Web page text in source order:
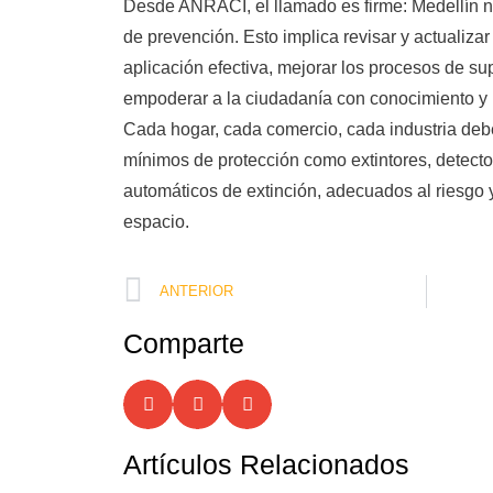
Desde ANRACI, el llamado es firme: Medellín
de prevención. Esto implica revisar y
aplicación efectiva, mejorar los procesos de
empoderar a la ciudadanía con conocimiento y
Cada hogar, cada comercio, cada industria
mínimos de protección como extintores,
automáticos de extinción, adecuados al riesgo
espacio.
ANTERIOR
Comparte
Artículos Relacionados